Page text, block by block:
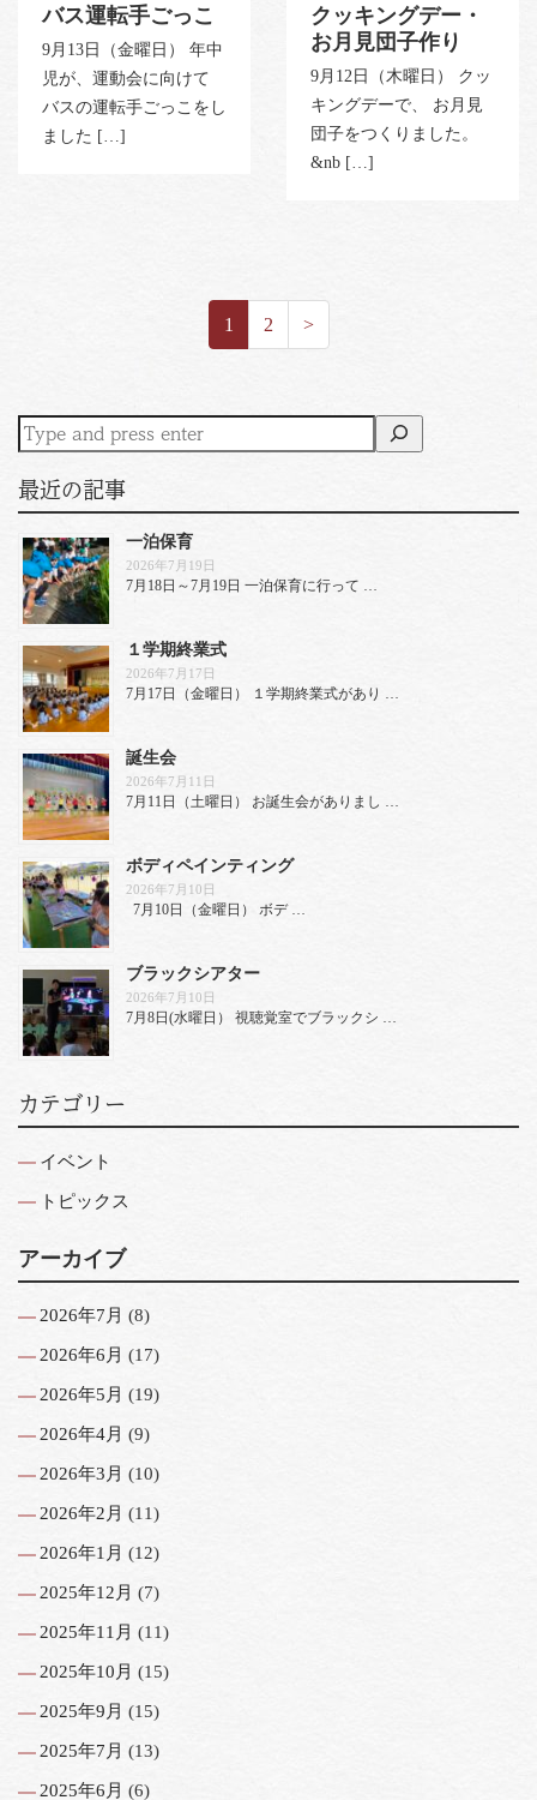
バス運転手ごっこ
9月13日（金曜日） 年中
児が、運動会に向けて
バスの運転手ごっこをし
ました […]
クッキングデー・
お月見団子作り
9月12日（木曜日） クッ
キングデーで、 お月見
団子をつくりました。
&nb […]
1 2 >
最近の記事
一泊保育
2026年7月19日
7月18日～7月19日 一泊保育に行って …
１学期終業式
2026年7月17日
7月17日（金曜日） １学期終業式があり …
誕生会
2026年7月11日
7月11日（土曜日） お誕生会がありまし …
ボディペインティング
2026年7月10日
7月10日（金曜日） ボデ …
ブラックシアター
2026年7月10日
7月8日(水曜日） 視聴覚室でブラックシ …
カテゴリー
イベント
トピックス
アーカイブ
2026年7月 (8)
2026年6月 (17)
2026年5月 (19)
2026年4月 (9)
2026年3月 (10)
2026年2月 (11)
2026年1月 (12)
2025年12月 (7)
2025年11月 (11)
2025年10月 (15)
2025年9月 (15)
2025年7月 (13)
2025年6月 (6)